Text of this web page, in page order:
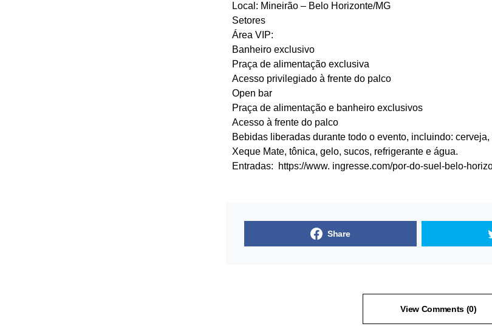
Local: Mineirão – Belo Horizonte/MG
Setores
Área VIP:
Banheiro exclusivo
Praça de alimentação exclusiva
Acesso privilegiado à frente do palco
Open bar
Praça de alimentação e banheiro exclusivos
Acesso à frente do palco
Bebidas liberadas durante todo o evento, incluindo:
Xeque Mate, tônica, gelo, sucos, refrigerante e água.
Entradas:
https://www. ingresse.com/por-do-suel-belo-
Share
View Comments (0)